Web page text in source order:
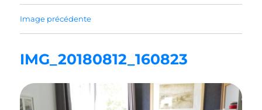
Image précédente
IMG_20180812_160823